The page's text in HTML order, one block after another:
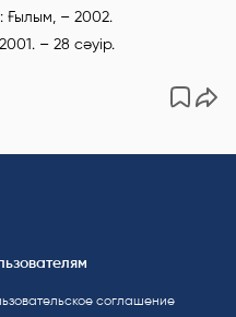
Ғылым, – 2002.
– 28 сәуір.
соглашение